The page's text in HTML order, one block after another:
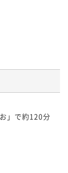
」で約120分